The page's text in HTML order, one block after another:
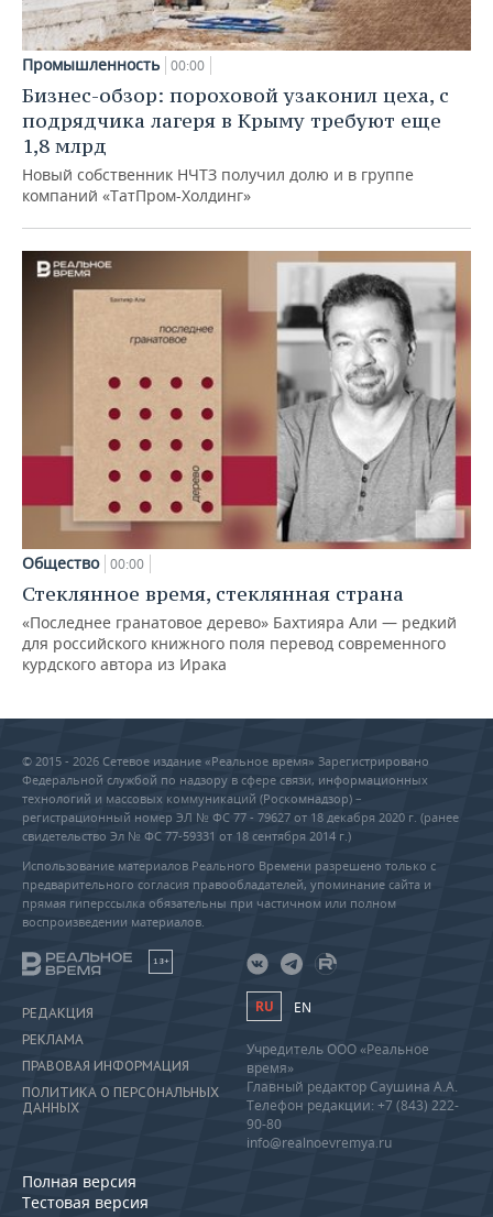
Промышленность 00:00
Бизнес-обзор: пороховой узаконил цеха, с
подрядчика лагеря в Крыму требуют еще
1,8 млрд
Новый собственник НЧТЗ получил долю и в группе
компаний «ТатПром-Холдинг»
Общество 00:00
Стеклянное время, стеклянная страна
«Последнее гранатовое дерево» Бахтияра Али — редкий
для российского книжного поля перевод современного
курдского автора из Ирака
© 2015 - 2026 Сетевое издание «Реальное время» Зарегистрировано
Федеральной службой по надзору в сфере связи, информационных
технологий и массовых коммуникаций (Роскомнадзор) –
регистрационный номер ЭЛ № ФС 77 - 79627 от 18 декабря 2020 г. (ранее
свидетельство Эл № ФС 77-59331 от 18 сентября 2014 г.)
Использование материалов Реального Времени разрешено только с
предварительного согласия правообладателей, упоминание сайта и
прямая гиперссылка обязательны при частичном или полном
воспроизведении материалов.
18+
РЕДАКЦИЯ
РЕКЛАМА
ПРАВОВАЯ ИНФОРМАЦИЯ
ПОЛИТИКА О ПЕРСОНАЛЬНЫХ
ДАННЫХ
Полная версия
Тестовая версия
RU EN
Учредитель ООО «Реальное
время»
Главный редактор Саушина А.А.
Телефон редакции: +7 (843) 222-
90-80
info@realnoevremya.ru